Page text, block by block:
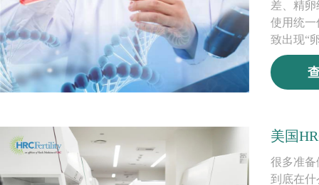
差、精
使用统一
致出现“
美国
很多准备
到底在什